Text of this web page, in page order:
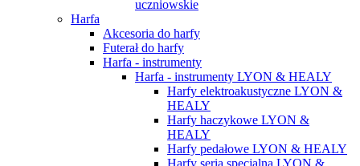
uczniowskie
Harfa
Akcesoria do harfy
Futerał do harfy
Harfa - instrumenty
Harfa - instrumenty LYON & HEALY
Harfy elektroakustyczne LYON &
HEALY
Harfy haczykowe LYON &
HEALY
Harfy pedałowe LYON & HEALY
Harfy seria specjalna LYON &